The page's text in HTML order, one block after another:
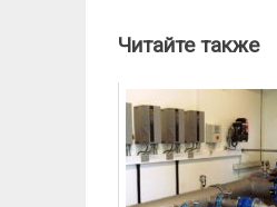
записям
Читайте также